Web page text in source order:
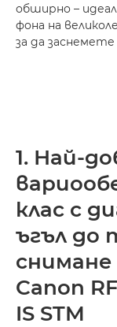
обширно –
фона на
за да
1. Най-
клас с
ъгъл до
снимане
Canon
IS STM